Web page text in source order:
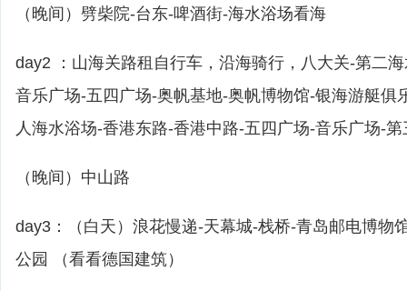
（晚间）劈柴院-台东-啤酒街-海水浴场看海
day2 ：山海关路租自行车，沿海骑行，八大关-第二
音乐广场-五四广场-奥帆基地-奥帆博物馆-银海游艇俱
人海水浴场-香港东路-香港中路-五四广场-音乐广场-
（晚间）中山路
day3：（白天）浪花慢递-天幕城-栈桥-青岛邮电博物
公园 （看看德国建筑）